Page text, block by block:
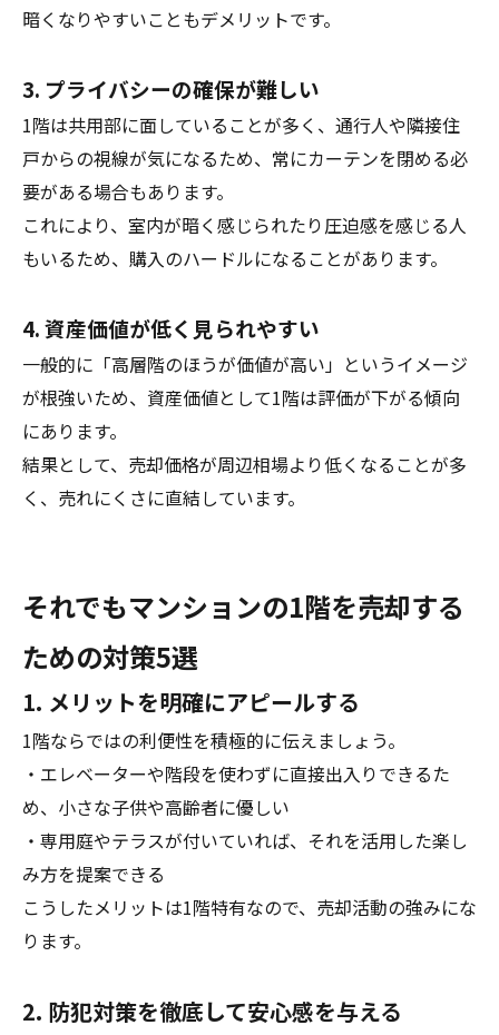
暗くなりやすいこともデメリットです。
3. プライバシーの確保が難しい
1階は共用部に面していることが多く、通行人や隣接住
戸からの視線が気になるため、常にカーテンを閉める必
要がある場合もあります。
これにより、室内が暗く感じられたり圧迫感を感じる人
もいるため、購入のハードルになることがあります。
4. 資産価値が低く見られやすい
一般的に「高層階のほうが価値が高い」というイメージ
が根強いため、資産価値として1階は評価が下がる傾向
にあります。
結果として、売却価格が周辺相場より低くなることが多
く、売れにくさに直結しています。
それでもマンションの1階を売却する
ための対策5選
1. メリットを明確にアピールする
1階ならではの利便性を積極的に伝えましょう。
・エレベーターや階段を使わずに直接出入りできるた
め、小さな子供や高齢者に優しい
・専用庭やテラスが付いていれば、それを活用した楽し
み方を提案できる
こうしたメリットは1階特有なので、売却活動の強みにな
ります。
2. 防犯対策を徹底して安心感を与える